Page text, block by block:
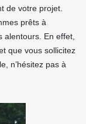
de votre projet.
prêts à
En effet,
que vous sollicitez
n’hésitez pas à